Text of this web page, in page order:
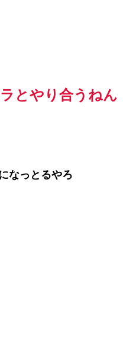
とやり合うねん
なっとるやろ